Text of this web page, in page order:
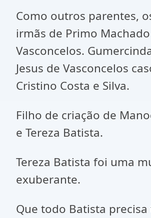
Como outros parentes,
irmãs de Primo
Vasconcelos.
Jesus de Vasconcelos
Cristino Costa e Silva.
Filho de criação de
e Tereza Batista.
Tereza Batista foi uma
exuberante.
Que todo Batista